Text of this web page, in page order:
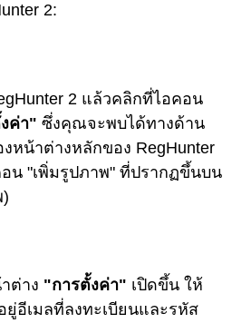
2:
2 แล้วคลิกที่ไอคอน
ค่า" ซึ่งคุณจะพบได้ทางด้าน
หน้าต่างหลักของ RegHunter
อน "เพิ่มรูปภาพ" ที่ปรากฏขึ้นบน
ต่าง "การตั้งค่า" เปิดขึ้น ให้
อีเมลที่ลงทะเบียนและรหัส